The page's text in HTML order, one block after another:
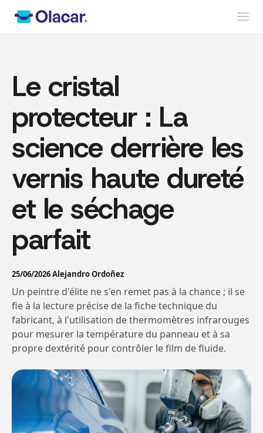
Le cristal
protecteur : La
science derrière les
vernis haute dureté
et le séchage
parfait
25/06/2026 Alejandro Ordoñez
Un peintre d'élite ne s'en remet pas à la chance ; il se
fie à la lecture précise de la fiche technique du
fabricant, à l'utilisation de thermomètres infrarouges
pour mesurer la température du panneau et à sa
propre dextérité pour contrôler le film de fluide.